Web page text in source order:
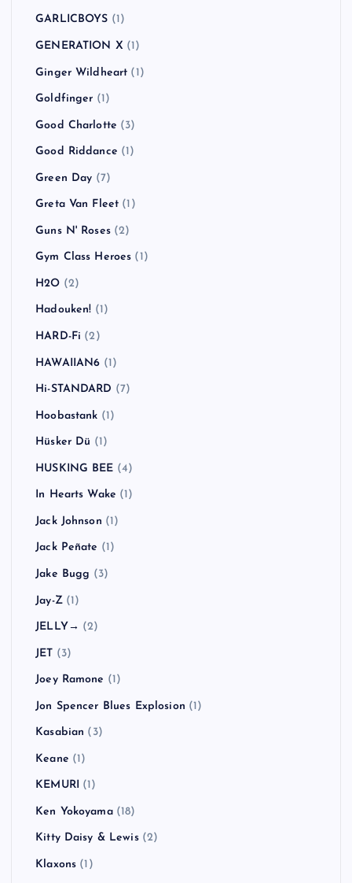
GARLICBOYS (1)
GENERATION X (1)
Ginger Wildheart (1)
Goldfinger (1)
Good Charlotte (3)
Good Riddance (1)
Green Day (7)
Greta Van Fleet (1)
Guns N' Roses(2)
Gym Class Heroes (1)
H2O (2)
Hadouken! (1)
HARD-Fi (2)
HAWAIIAN6 (1)
Hi-STANDARD (7)
Hoobastank (1)
Hüsker Dü (1)
HUSKING BEE (4)
In Hearts Wake (1)
Jack Johnson (1)
Jack Peñate (1)
Jake Bugg (3)
Jay-Z(1)
JELLY→ (2)
JET (3)
Joey Ramone (1)
Jon Spencer Blues Explosion (1)
Kasabian (3)
Keane (1)
KEMURI (1)
Ken Yokoyama(18)
Kitty Daisy & Lewis(2)
Klaxons (1)